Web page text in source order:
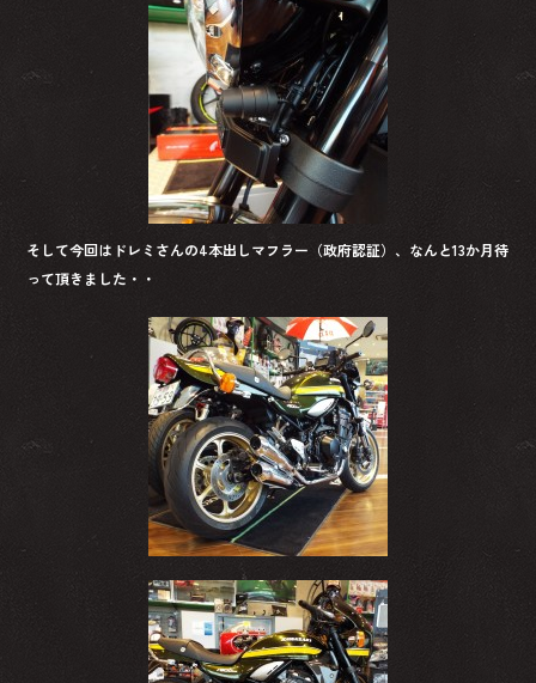
そして今回はドレミさんの4本出しマフラー（政府認証）、なんと13か月待
って頂きました・・